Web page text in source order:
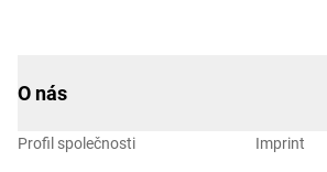
O nás
Profil společnosti Imprint